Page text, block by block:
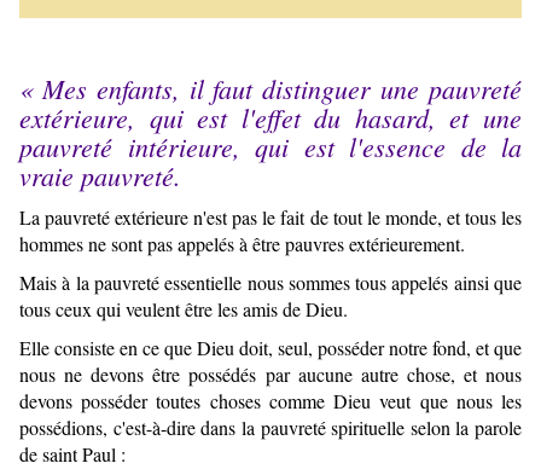
« Mes enfants, il faut distinguer une pauvreté
extérieure, qui est l'effet du hasard, et une
pauvreté intérieure, qui est l'essence de la
vraie pauvreté.
La pauvreté extérieure n'est pas le fait de tout le monde, et tous les
hommes ne sont pas appelés à être pauvres extérieurement.
Mais à la pauvreté essentielle nous sommes tous appelés ainsi que
tous ceux qui veulent être les amis de Dieu.
Elle consiste en ce que Dieu doit, seul, posséder notre fond, et que
nous ne devons être possédés par aucune autre chose, et nous
devons posséder toutes choses comme Dieu veut que nous les
possédions, c'est-à-dire dans la pauvreté spirituelle selon la parole
de saint Paul :